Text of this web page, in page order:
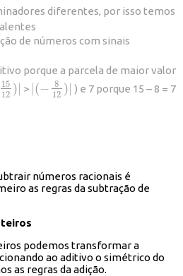
diferentes, por isso temos
de números com sinais
porque a parcela de maior valor
15
12 )|
12) > |(− 8
12 )|
( −8 12) | ) e 7 porque 15 – 8 = 7
números racionais é
as regras da subtração de
podemos transformar a
ao aditivo o simétrico do
as regras da adição.